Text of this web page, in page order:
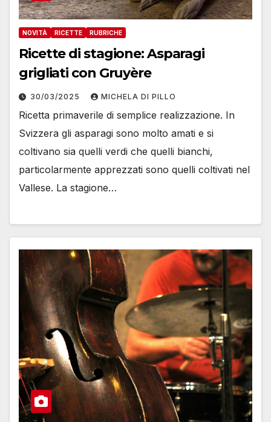
NOVITÀ RICETTE RUBRICHE
Ricette di stagione: Asparagi
grigliati con Gruyère
30/03/2025 MICHELA DI PILLO
Ricetta primaverile di semplice realizzazione. In
Svizzera gli asparagi sono molto amati e si
coltivano sia quelli verdi che quelli bianchi,
particolarmente apprezzati sono quelli coltivati nel
Vallese. La stagione…